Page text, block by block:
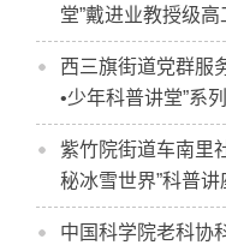
堂”戴进业教授级高
西三旗街道党群服
•少年科普讲堂”系
紫竹院街道车南里
秘冰雪世界”科普讲
中国科学院老科协